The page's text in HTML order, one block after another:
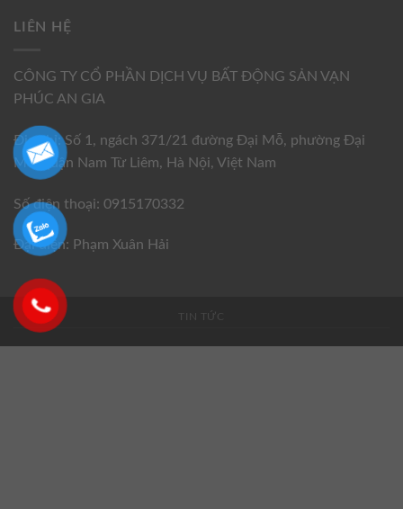
LIÊN HỆ
CÔNG TY CỔ PHẦN DỊCH VỤ BẤT ĐỘNG SẢN VẠN
PHÚC AN GIA
Địa chỉ: Số 1, ngách 371/21 đường Đại Mỗ, phường Đại
Mỗ, quận Nam Từ Liêm, Hà Nội, Việt Nam
Số điện thoại: 0915170332
Đại diện: Phạm Xuân Hải
TIN TỨC